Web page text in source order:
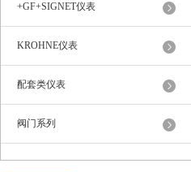
+GF+SIGNET仪表
KROHNE仪表
配套类仪表
阀门系列